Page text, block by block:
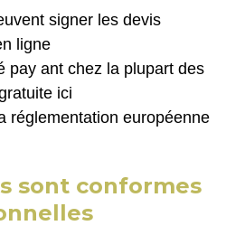
signer les devis
ligne
pay ant chez la plupart des
ici
réglementation européenne
sont conformes